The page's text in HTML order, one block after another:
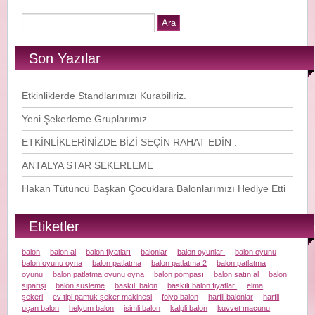
Son Yazılar
Etkinliklerde Standlarımızı Kurabiliriz.
Yeni Şekerleme Gruplarımız
ETKİNLİKLERİNİZDE BİZİ SEÇİN RAHAT EDİN .
ANTALYA STAR SEKERLEME
Hakan Tütüncü Başkan Çocuklara Balonlarımızı Hediye Etti
Etiketler
balon balon al balon fiyatları balonlar balon oyunları
balon oyunu
balon oyunu oyna
balon patlatma balon patlatma 2
balon patlatma
oyunu
balon patlatma oyunu oyna balon pompası balon satın al
balon
siparişi
balon süsleme baskılı balon baskılı balon fiyatları
elma
şekeri
ev tipi pamuk şeker makinesi folyo balon harfli balonlar
harfli
uçan balon
helyum balon isimli balon kalpli balon
kuvvet macunu